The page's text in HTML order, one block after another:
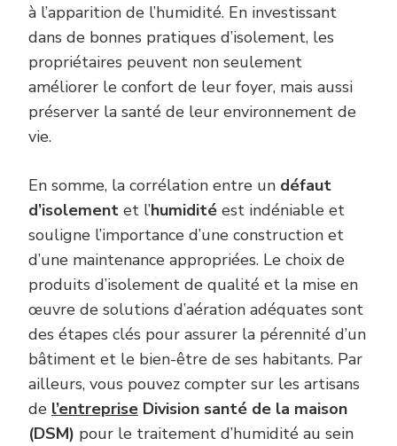
à l’apparition de l’humidité. En investissant
dans de bonnes pratiques d’isolement, les
propriétaires peuvent non seulement
améliorer le confort de leur foyer, mais aussi
préserver la santé de leur environnement de
vie.
En somme, la corrélation entre un défaut
d’isolement et l’humidité est indéniable et
souligne l’importance d’une construction et
d’une maintenance appropriées. Le choix de
produits d’isolement de qualité et la mise en
œuvre de solutions d’aération adéquates sont
des étapes clés pour assurer la pérennité d’un
bâtiment et le bien-être de ses habitants. Par
ailleurs, vous pouvez compter sur les artisans
de l’entreprise Division santé de la maison
(DSM) pour le traitement d’humidité au sein